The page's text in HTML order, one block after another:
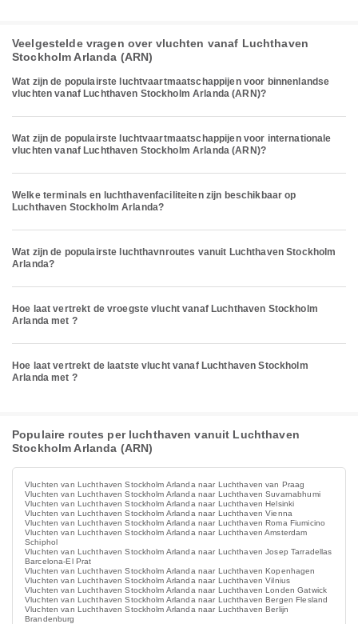
Veelgestelde vragen over vluchten vanaf Luchthaven
Stockholm Arlanda (ARN)
Wat zijn de populairste luchtvaartmaatschappijen voor binnenlandse
vluchten vanaf Luchthaven Stockholm Arlanda (ARN)?
Wat zijn de populairste luchtvaartmaatschappijen voor internationale
vluchten vanaf Luchthaven Stockholm Arlanda (ARN)?
Welke terminals en luchthavenfaciliteiten zijn beschikbaar op
Luchthaven Stockholm Arlanda?
Wat zijn de populairste luchthavnroutes vanuit Luchthaven Stockholm
Arlanda?
Hoe laat vertrekt de vroegste vlucht vanaf Luchthaven Stockholm
Arlanda met ?
Hoe laat vertrekt de laatste vlucht vanaf Luchthaven Stockholm
Arlanda met ?
Populaire routes per luchthaven vanuit Luchthaven
Stockholm Arlanda (ARN)
Vluchten van Luchthaven Stockholm Arlanda naar Luchthaven van Praag
Vluchten van Luchthaven Stockholm Arlanda naar Luchthaven Suvarnabhumi
Vluchten van Luchthaven Stockholm Arlanda naar Luchthaven Helsinki
Vluchten van Luchthaven Stockholm Arlanda naar Luchthaven Vienna
Vluchten van Luchthaven Stockholm Arlanda naar Luchthaven Roma Fiumicino
Vluchten van Luchthaven Stockholm Arlanda naar Luchthaven Amsterdam
Schiphol
Vluchten van Luchthaven Stockholm Arlanda naar Luchthaven Josep Tarradellas
Barcelona-El Prat
Vluchten van Luchthaven Stockholm Arlanda naar Luchthaven Kopenhagen
Vluchten van Luchthaven Stockholm Arlanda naar Luchthaven Vilnius
Vluchten van Luchthaven Stockholm Arlanda naar Luchthaven Londen Gatwick
Vluchten van Luchthaven Stockholm Arlanda naar Luchthaven Bergen Flesland
Vluchten van Luchthaven Stockholm Arlanda naar Luchthaven Berlijn
Brandenburg